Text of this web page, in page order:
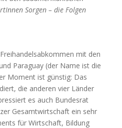
Sorgen – die Folgen
mit den
Paraguay (der Name ist die
Moment ist günstig: Das
die anderen vier Länder
es auch Bundesrat
Gesamtwirtschaft ein sehr
für Wirtschaft, Bildung